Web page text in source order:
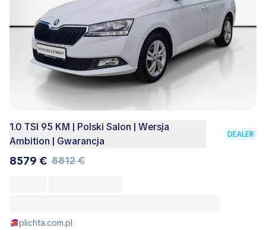
1.0 TSI 95 KM | Polski Salon | Wersja
Ambition | Gwarancja
DEALER
8579 € 8812 €
plichta.com.pl